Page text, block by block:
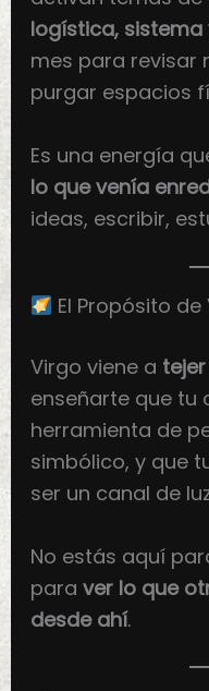
logística, sistema
mes para revisar
purgar espacios
Es una energía
lo que venía
ideas, escribir,
El Propósito de
Virgo viene a
enseñarte que tu
herramienta de
simbólico, y que
ser un canal de
No estás aquí
para ver lo que
desde ahí.